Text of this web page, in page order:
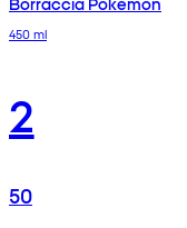
450 ml
2
50